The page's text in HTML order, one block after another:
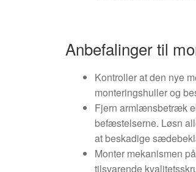
Anbefalinger til
Kontroller at den nye
monteringshuller og
Fjern armlænsbetræk
befæstelserne. Løsn
at beskadige
Monter mekanismen
tilsvarende